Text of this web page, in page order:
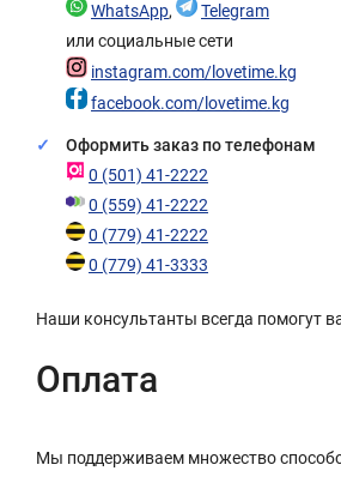
WhatsApp,
Telegram
или социальные сети
instagram.com/lovetime.kg
facebook.com/lovetime.kg
Оформить заказ по телефонам
0 (501) 41-2222
0 (559) 41-2222
0 (779) 41-2222
0 (779) 41-3333
Наши консультанты всегда помогут
Оплата
Мы поддерживаем множество